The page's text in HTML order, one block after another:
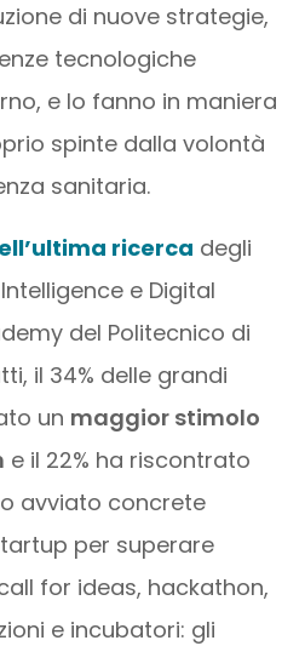
di nuove strategie,
tecnologiche
e lo fanno in maniera
spinte dalla volontà
sanitaria.
ricerca degli
e Digital
del Politecnico di
il 34% delle grandi
un maggior stimolo
e il 22% ha riscontrato
avviato concrete
per superare
for ideas, hackathon,
e incubatori: gli